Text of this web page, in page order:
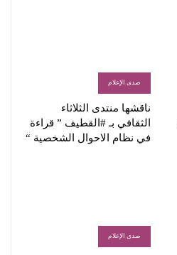
صدى الإعلام
ناقشها منتدى الثلاثاء
الثقافي بـ #القطيف ” قراءة
في نظام الاحوال الشخصية “
صدى الإعلام